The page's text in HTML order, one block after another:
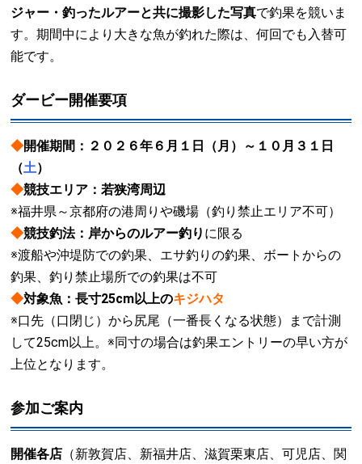
ジャー・釣ったルアーと共に撮影した写真で釣果を競いま
す。期間中により大きな魚が釣れた際は、何回でも入替可
能です。
ダービー開催要項
◆開催期間： ２０２６年６月１日（月）～１０月３１日
（土）
◆競技エリア：若狭湾周辺
※福井県～京都府の港周りや磯場（釣り禁止エリア不可）
◆競技釣法：岸からのルアー釣り に限る
※渡船や沖堤防での釣果、エサ釣りの釣果、ボートからの
釣果、釣り禁止場所での釣果は不可
◆対象魚：長寸25cm以上のキジハタ
※口先（口閉じ）から尻尾（一番長くなる状態）まで計測
して25cm以上。※同寸の場合は釣果エントリーの早い方が
上位となります。
参加ご案内
開催各店 （新敦賀店、新福井店、滋賀栗東店、可児店、関